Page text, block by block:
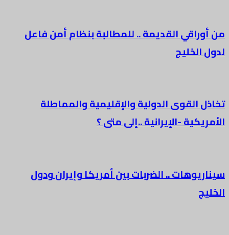
من أوراقي القديمة .. للمطالبة بنظام أمن فاعل
لدول الخليج
تخاذل القوى الدولية والإقليمية والمماطلة
الأمريكية -الإيرانية ..إلى متى ؟
سيناريوهات .. الضربات بين أمريكا وإيران ودول
الخليج